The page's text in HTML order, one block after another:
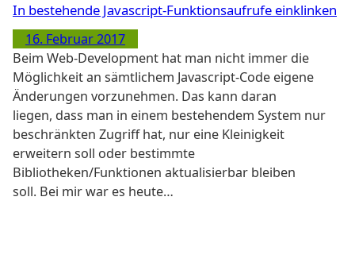
In bestehende Javascript-Funktionsaufrufe einklinken
16. Februar 2017
Beim Web-Development hat man nicht immer die
Möglichkeit an sämtlichem Javascript-Code eigene
Änderungen vorzunehmen. Das kann daran
liegen, dass man in einem bestehendem System nur
beschränkten Zugriff hat, nur eine Kleinigkeit
erweitern soll oder bestimmte
Bibliotheken/Funktionen aktualisierbar bleiben
soll. Bei mir war es heute…